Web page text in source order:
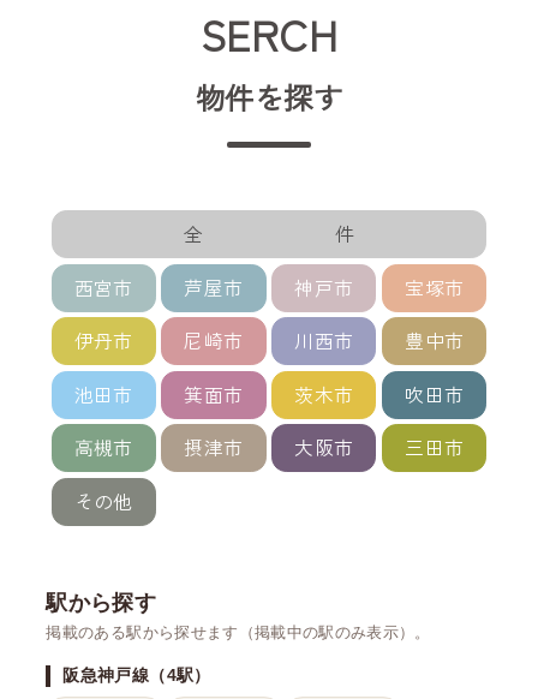
SERCH
物件を探す
全 件
西宮市
芦屋市 神戸市
宝塚市
伊丹市
尼崎市 川西市
豊中市
池田市
箕面市 茨木市
吹田市
高槻市
摂津市 大阪市
三田市
その他
駅から探す
掲載のある駅から探せます（掲載中の駅のみ表示）。
阪急神戸線（4駅）